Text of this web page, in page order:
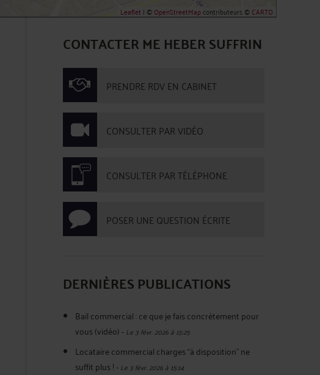
Leaflet | ©OpenStreetMapcontributeurs ©CARTO
CONTACTER ME HEBER SUFFRIN
PRENDRE RDV EN CABINET
CONSULTER PAR VIDÉO
CONSULTER PAR TÉLÉPHONE
POSER UNE QUESTION ÉCRITE
DERNIÈRES PUBLICATIONS
Bail commercial : ce que je fais concrètement pour
vous (vidéo)-Le 3 févr. 2026 à 15:25
Locataire commercial charges “à disposition” ne
suffit plus !-Le 3 févr. 2026 à 15:14